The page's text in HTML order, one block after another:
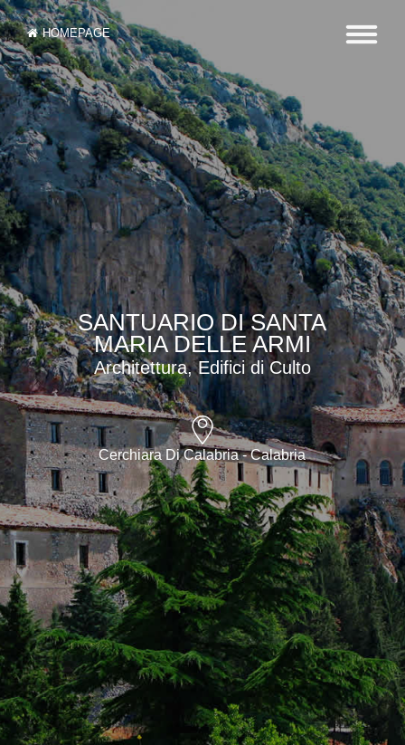
HOMEPAGE
SANTUARIO DI SANTA
MARIA DELLE ARMI
Architettura, Edifici di Culto
Cerchiara Di Calabria - Calabria